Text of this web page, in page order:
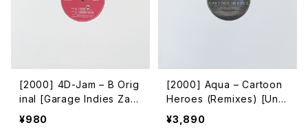
[2000] 4D-Jam – B Orig
inal [Garage Indies Zap
ping Association]
¥980
[2000] Aqua – Cartoon
Heroes (Remixes) [Univ
ersal]
¥3,890